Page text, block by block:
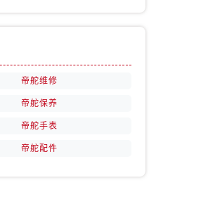
帝舵维修
帝舵保养
帝舵手表
帝舵配件